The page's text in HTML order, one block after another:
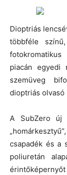
Dioptriás
többféle
piacán egyedi
szemüveg
dioptriás olvasó
A SubZero új
csapadék és a
poliuretán